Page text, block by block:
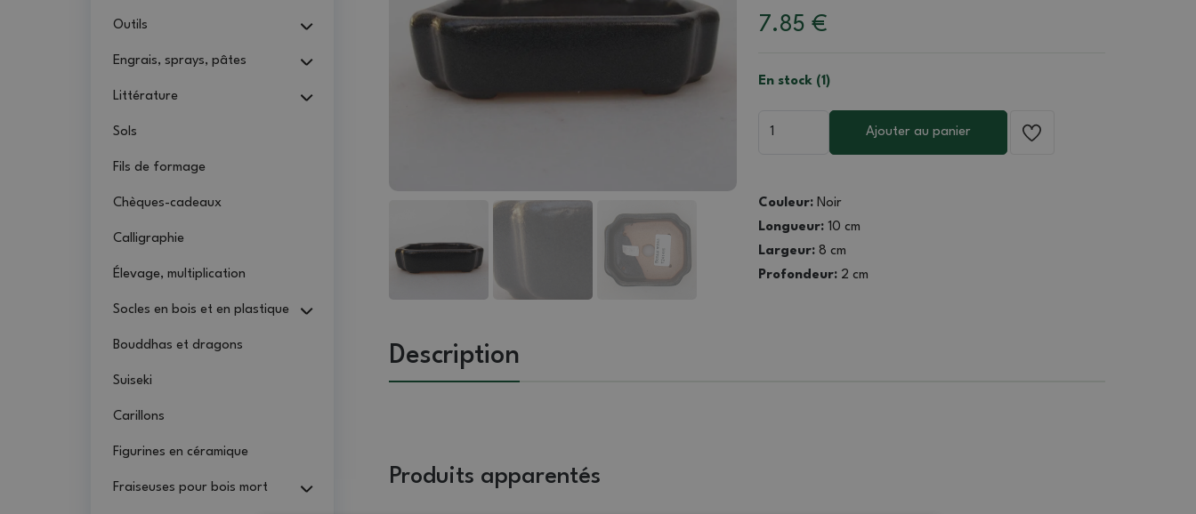
Outils
Engrais, sprays, pâtes
Littérature
Sols
Fils de formage
Chèques-cadeaux
Calligraphie
Élevage, multiplication
Socles en bois et en plastique
Bouddhas et dragons
Suiseki
Carillons
Figurines en céramique
Fraiseuses pour bois mort
7.85 €
En stock (1)
Ajouter au panier
Couleur: Noir
Longueur: 10 cm
Largeur: 8 cm
Profondeur: 2 cm
Description
Produits apparentés